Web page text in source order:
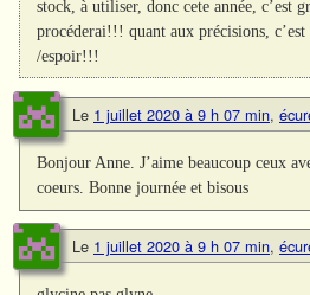
stock, à utiliser, donc cete année, c’est
procéderai!!! quant aux précisions,
/espoir!!!
Le 1 juillet 2020 à 9 h 07 min,
Bonjour Anne. J’aime beaucoup ceux
coeurs. Bonne journée et bisous
Le 1 juillet 2020 à 9 h 07 min,